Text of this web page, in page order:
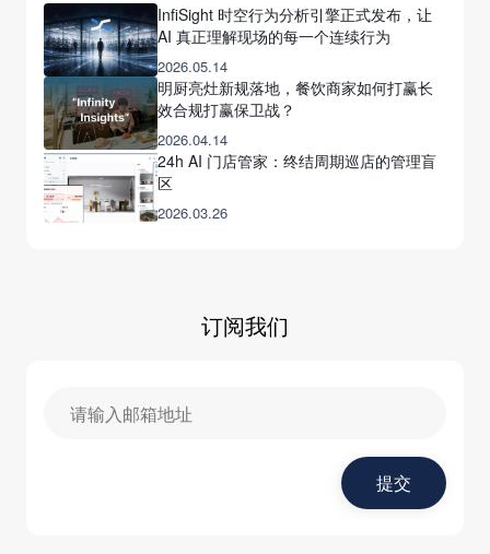
InfiSight 时空行为分析引擎正式发布，让
AI 真正理解现场的每一个连续行为
2026.05.14
明厨亮灶新规落地，餐饮商家如何打赢长
效合规打赢保卫战？
2026.04.14
24h AI 门店管家：终结周期巡店的管理盲
区
2026.03.26
订阅我们
提交